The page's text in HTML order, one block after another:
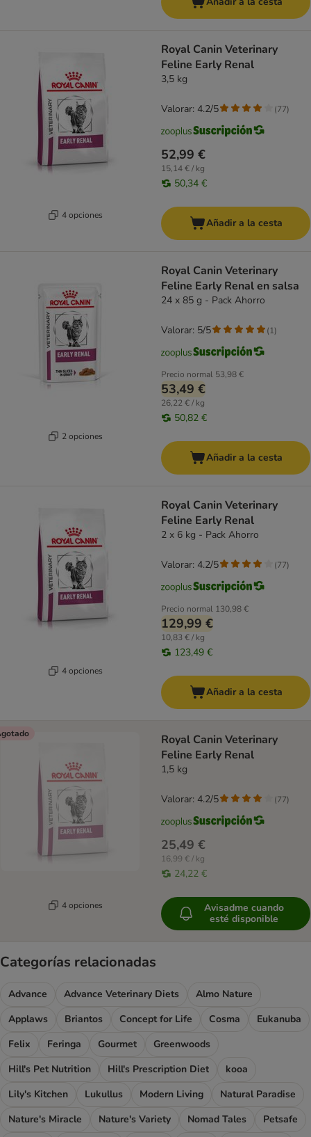
4 opciones
Royal Canin Veterinary
Feline Early Renal
3,5 kg
52,99 €
15,14 € / kg
50,34 €
Valorar: 4.2/5 (77)
Añadir a la cesta
2 opciones
Royal Canin Veterinary
Feline Early Renal en salsa
24 x 85 g - Pack Ahorro
Precio normal 53,98 €
53,49 €
26,22 € / kg
50,82 €
Valorar: 5/5 (1)
Añadir a la cesta
4 opciones
Royal Canin Veterinary
Feline Early Renal
2 x 6 kg - Pack Ahorro
Precio normal 130,98 €
129,99 €
10,83 € / kg
123,49 €
Valorar: 4.2/5 (77)
Añadir a la cesta
4 opciones
Royal Canin Veterinary
Feline Early Renal
1,5 kg
25,49 €
16,99 € / kg
24,22 €
Valorar: 4.2/5 (77)
Avisadme cuando
esté disponible
Categorías relacionadas
Advance Advance Veterinary Diets
Almo Nature
Applaws
Briantos Concept for Life Cosma
Eukanuba
Felix
Feringa Gourmet
Greenwoods
Hill's Pet Nutrition
Hill's Prescription Diet
kooa
Lily's Kitchen
Lukullus Modern Living
Natural Paradise
Nature's Miracle
Nature's Variety Nomad Tales
Petsafe